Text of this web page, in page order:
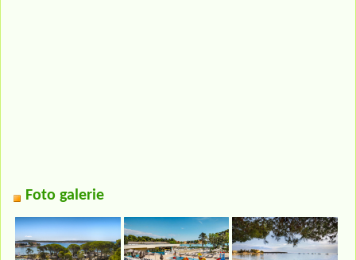
Foto galerie